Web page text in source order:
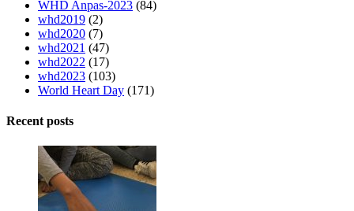
WHD Anpas-2023 (84)
whd2019 (2)
whd2020 (7)
whd2021 (47)
whd2022 (17)
whd2023 (103)
World Heart Day (171)
Recent posts